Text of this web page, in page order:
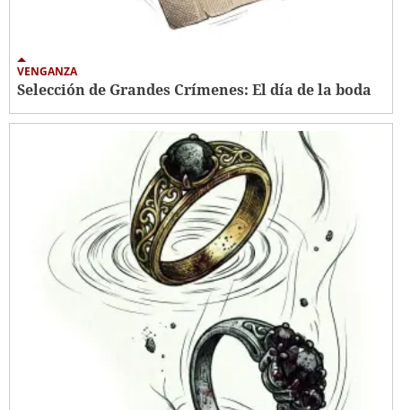
VENGANZA
Selección de Grandes Crímenes: El día de la boda